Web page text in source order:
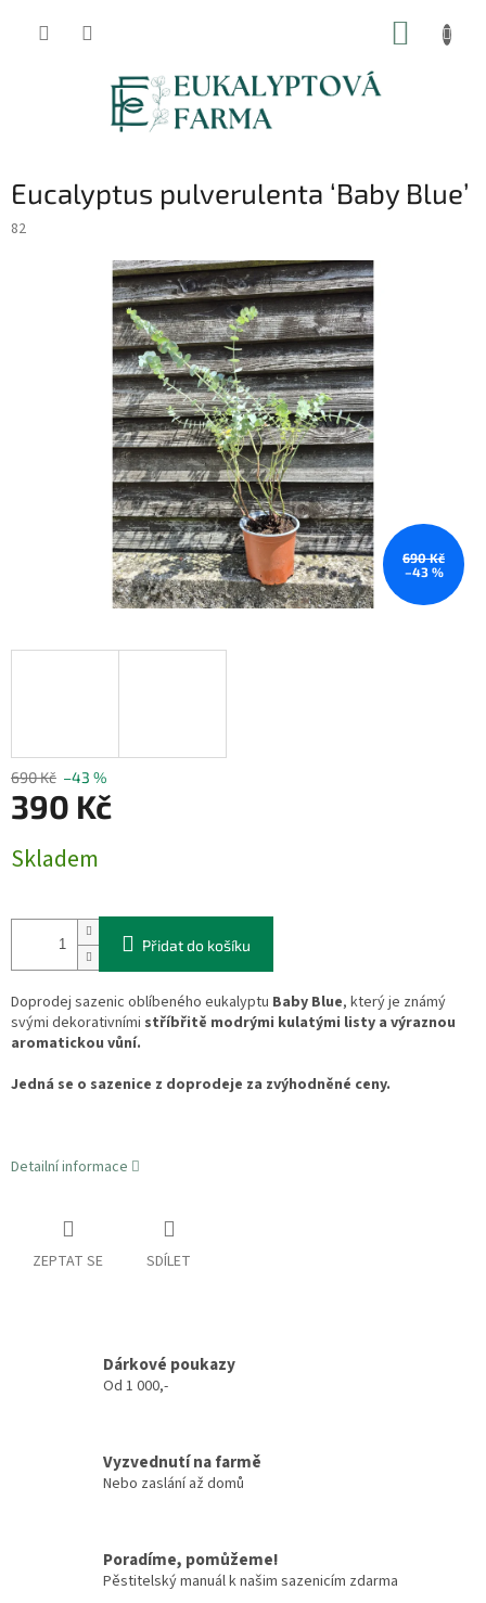
Eucalyptus pulverulenta ‘Baby Blue’
82
690 Kč
–43 %
690 Kč –43 %
390 Kč
cena:
Skladem
Přidat do košíku
Doprodej sazenic oblíbeného eukalyptu Baby Blue, který je známý
svými dekorativními stříbřitě modrými kulatými listy a výraznou
aromatickou vůní.
Jedná se o sazenice z doprodeje za zvýhodněné ceny.
Detailní informace
ZEPTAT SE SDÍLET
Dárkové poukazy
Od 1 000,-
Vyzvednutí na farmě
Nebo zaslání až domů
Poradíme, pomůžeme!
Pěstitelský manuál k našim sazenicím zdarma